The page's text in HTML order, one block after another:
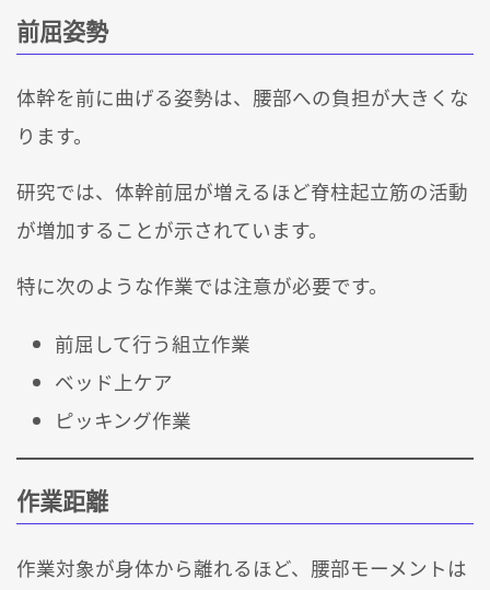
前屈姿勢
体幹を前に曲げる姿勢は、腰部への負担が大きくな
ります。
研究では、体幹前屈が増えるほど脊柱起立筋の活動
が増加することが示されています。
特に次のような作業では注意が必要です。
前屈して行う組立作業
ベッド上ケア
ピッキング作業
作業距離
作業対象が身体から離れるほど、腰部モーメントは